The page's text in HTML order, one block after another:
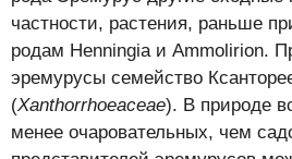
частности, растения, раньше
родам Henningia и Ammolirion.
эремурусы семейство
(Xanthorrhoeaceae). В природе
менее очаровательных, чем